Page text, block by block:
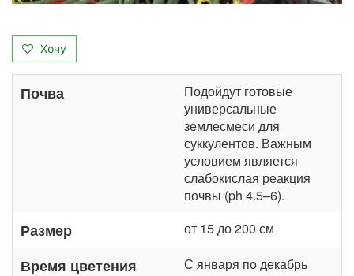
Хочу
Почва
Подойдут готовые
универсальные
землесмеси для
суккулентов. Важным
условием является
слабокислая реакция
почвы (ph 4.5–6).
Размер от 15 до 200 см
Время цветения С января по декабрь